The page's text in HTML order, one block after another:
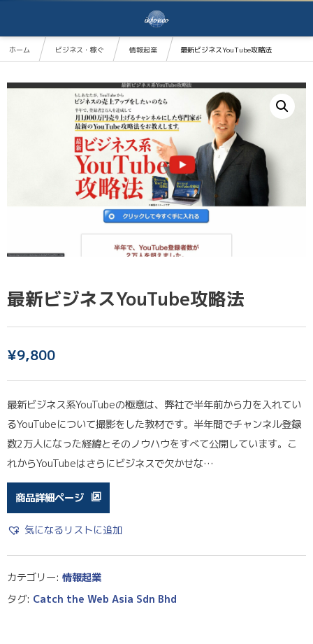
ホーム ビジネス・稼ぐ 情報起業 最新ビジネスYouTube攻略法
最新ビジネスYouTube攻略法
¥9,800
最新ビジネス系YouTubeの極意は、弊社で半年前から力を入れてい
るYouTubeについて撮影をした教材です。半年間でチャンネル登録
数2万人になった経緯とそのノウハウをすべて公開しています。こ
れからYouTubeはさらにビジネスで欠かせな…
商品詳細ページ
気になるリストに追加
カテゴリー: 情報起業
タグ: Catch the Web Asia Sdn Bhd